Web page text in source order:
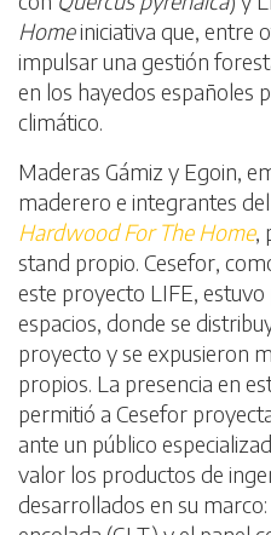
Homeiniciativa que, entre
impulsar una gestión
en los hayedos españoles
climático.
Maderas Gámiz y Egoin,
maderero e integrantes
Hardwood For The Home,
stand propio. Cesefor,
este proyecto LIFE,
espacios, donde se
proyecto y se expusieron
propios. La presencia en
permitió a Cesefor
ante un público
valor los productos de
desarrollados en su